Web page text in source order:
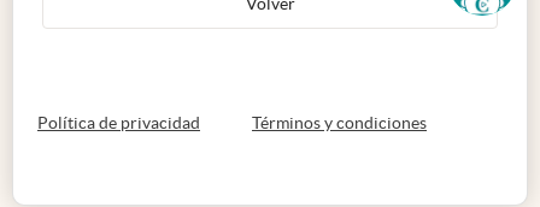
Política de privacidad abre en nueva pestaña
Términos y condicionesabre en nueva